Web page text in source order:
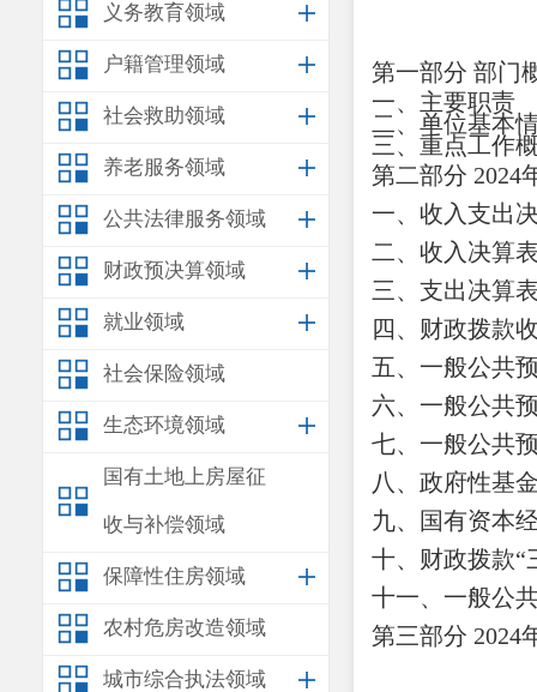
义务教育领域
户籍管理领域
社会救助领域
养老服务领域
公共法律服务领域
财政预决算领域
就业领域
社会保险领域
生态环境领域
国有土地上房屋征
收与补偿领域
保障性住房领域
农村危房改造领域
城市综合执法领域
第一部分 部门
一、主要职责
二、 单位基本
三、重点工作
第二部分 2024
一、收入支出
二、收入决算
三、支出决算
四、财政拨款
五、一般公共
六、一般公共
七、一般公共
八、政府性基
九、国有资本
十、财政拨款“
十一、一般公
第三部分 2024